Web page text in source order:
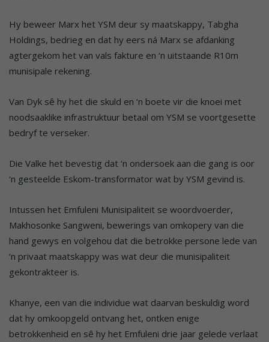
Hy beweer Marx het YSM deur sy maatskappy, Tabgha
Holdings, bedrieg en dat hy eers ná Marx se afdanking
agtergekom het van vals fakture en ‘n uitstaande R10m
munisipale rekening.
Van Dyk sê hy het die skuld en ‘n boete vir die knoei met
noodsaaklike infrastruktuur betaal om YSM se voortgesette
bedryf te verseker.
Die Valke het bevestig dat ‘n ondersoek aan die gang is oor
‘n gesteelde Eskom-transformator wat by YSM gevind is.
Intussen het Emfuleni Munisipaliteit se woordvoerder,
Makhosonke Sangweni, bewerings van omkopery van die
hand gewys en volgehou dat die betrokke persone lede van
‘n privaat maatskappy was wat deur die munisipaliteit
gekontrakteer is.
Khanye, een van die individue wat daarvan beskuldig word
dat hy omkoopgeld ontvang het, ontken enige
betrokkenheid en sê hy het Emfuleni drie jaar gelede verlaat